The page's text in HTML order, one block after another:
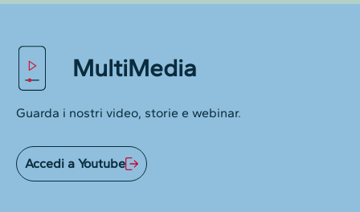
MultiMedia
Guarda i nostri video, storie e webinar.
Accedi a Youtube